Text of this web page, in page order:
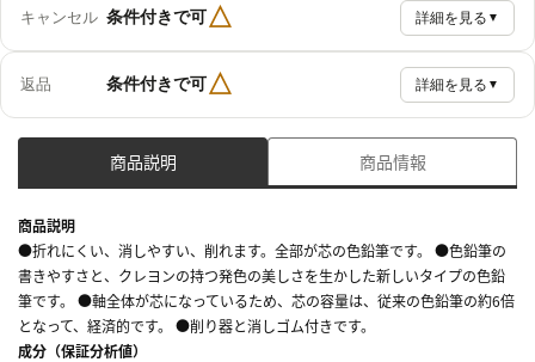
キャンセル 条件付きで可△ 詳細を見る ▼
返品 条件付きで可△ 詳細を見る ▼
商品説明 商品情報
商品説明
●折れにくい、消しやすい、削れます。全部が芯の色鉛筆です。 ●色鉛筆の
書きやすさと、クレヨンの持つ発色の美しさを生かした新しいタイプの色鉛
筆です。 ●軸全体が芯になっているため、芯の容量は、従来の色鉛筆の約6倍
となって、経済的です。 ●削り器と消しゴム付きです。
成分（保証分析値）